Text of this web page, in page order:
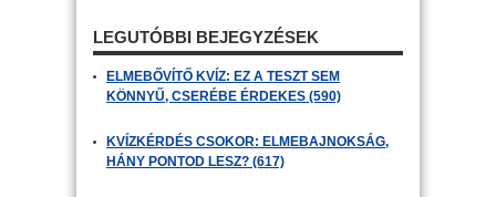
LEGUTÓBBI BEJEGYZÉSEK
ELMEBŐVÍTŐ KVÍZ: EZ A TESZT SEM
KÖNNYŰ, CSERÉBE ÉRDEKES (590)
KVÍZKÉRDÉS CSOKOR: ELMEBAJNOKSÁG,
HÁNY PONTOD LESZ? (617)